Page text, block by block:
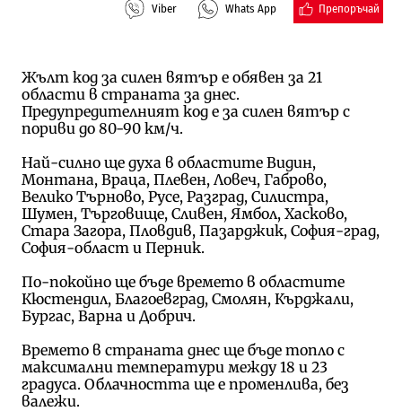
Viber Whats App Препоръчай
Жълт код за силен вятър е обявен за 21
области в страната за днес.
Предупредителният код е за силен вятър с
пориви до 80-90 км/ч.
Най-силно ще духа в областите Видин,
Монтана, Враца, Плевен, Ловеч, Габрово,
Велико Търново, Русе, Разград, Силистра,
Шумен, Търговище, Сливен, Ямбол, Хасково,
Стара Загора, Пловдив, Пазарджик, София-град,
София-област и Перник.
По-покойно ще бъде времето в областите
Кюстендил, Благоевград, Смолян, Кърджали,
Бургас, Варна и Добрич.
Времето в страната днес ще бъде топло с
максимални температури между 18 и 23
градуса. Облачността ще е променлива, без
валежи.